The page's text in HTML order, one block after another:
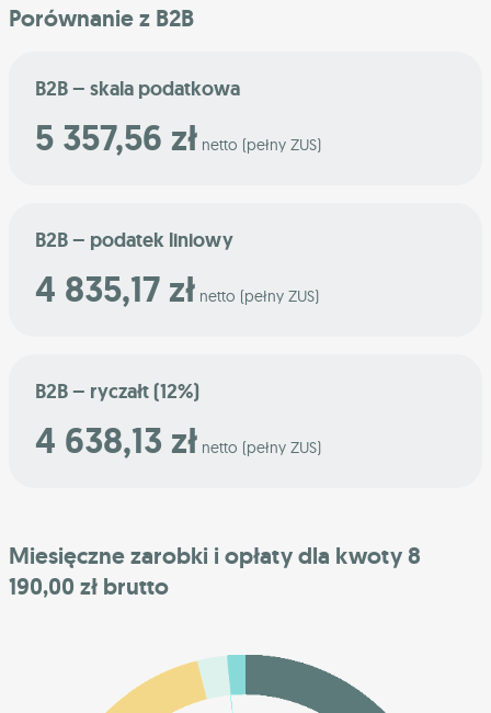
Porównanie z B2B
B2B – skala podatkowa
5 357,56 zł netto (pełny ZUS)
B2B – podatek liniowy
4 835,17 zł netto (pełny ZUS)
B2B – ryczałt (12%)
4 638,13 zł netto (pełny ZUS)
Miesięczne zarobki i opłaty dla kwoty 8
190,00 zł brutto